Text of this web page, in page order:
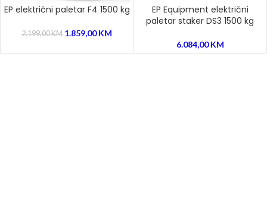
EP električni paletar F4 1500 kg
2.199,00KM 1.859,00KM
EP Equipment električni
paletar staker DS3 1500 kg
6.084,00KM